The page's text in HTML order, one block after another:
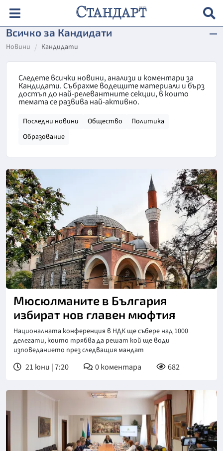
Всичко за Кандидати
Новини Кандидати
Следете всички новини, анализи и коментари за
Кандидати. Събрахме водещите материали и бърз
достъп до най-релевантните секции, в които
темата се развива най-активно.
Последни новини Общество
Политика
Образование
Мюсюлманите в България
избират нов главен мюфтия
Националната конференция в НДК ще събере над 1000
делегати, които трябва да решат кой ще води
изповеданието през следващия мандат
21 юни | 7:20 0коментара 682